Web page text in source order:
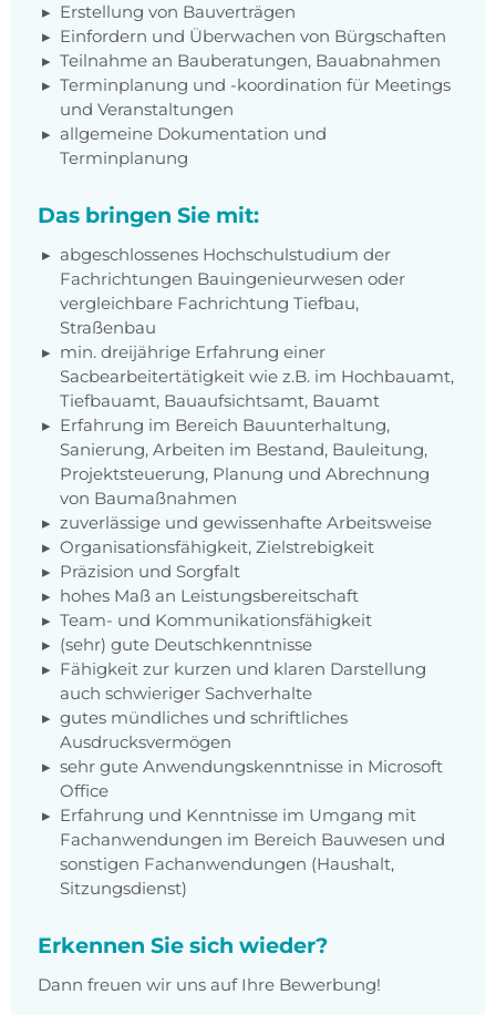
Erstellung von Bauverträgen
Einfordern und Überwachen von Bürgschaften
Teilnahme an Bauberatungen, Bauabnahmen
Terminplanung und -koordination für Meetings
und Veranstaltungen
allgemeine Dokumentation und
Terminplanung
Das bringen Sie mit:
abgeschlossenes Hochschulstudium der
Fachrichtungen Bauingenieurwesen oder
vergleichbare Fachrichtung Tiefbau,
Straßenbau
min. dreijährige Erfahrung einer
Sacbearbeitertätigkeit wie z.B. im Hochbauamt,
Tiefbauamt, Bauaufsichtsamt, Bauamt
Erfahrung im Bereich Bauunterhaltung,
Sanierung, Arbeiten im Bestand, Bauleitung,
Projektsteuerung, Planung und Abrechnung
von Baumaßnahmen
zuverlässige und gewissenhafte Arbeitsweise
Organisationsfähigkeit, Zielstrebigkeit
Präzision und Sorgfalt
hohes Maß an Leistungsbereitschaft
Team- und Kommunikationsfähigkeit
(sehr) gute Deutschkenntnisse
Fähigkeit zur kurzen und klaren Darstellung
auch schwieriger Sachverhalte
gutes mündliches und schriftliches
Ausdrucksvermögen
sehr gute Anwendungskenntnisse in Microsoft
Office
Erfahrung und Kenntnisse im Umgang mit
Fachanwendungen im Bereich Bauwesen und
sonstigen Fachanwendungen (Haushalt,
Sitzungsdienst)
Erkennen Sie sich wieder?
Dann freuen wir uns auf Ihre Bewerbung!